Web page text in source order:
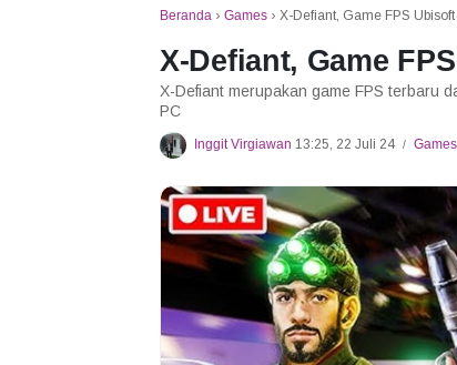
Beranda › Games › X-Defiant, Game FPS
X-Defiant, Game
X-Defiant merupakan game FPS terbaru
PC
Inggit Virgiawan 13:25, 22 Juli 24 / Games